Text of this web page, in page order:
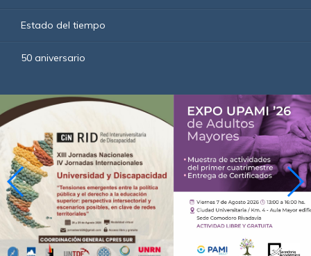
Estado del tiempo
50 aniversario